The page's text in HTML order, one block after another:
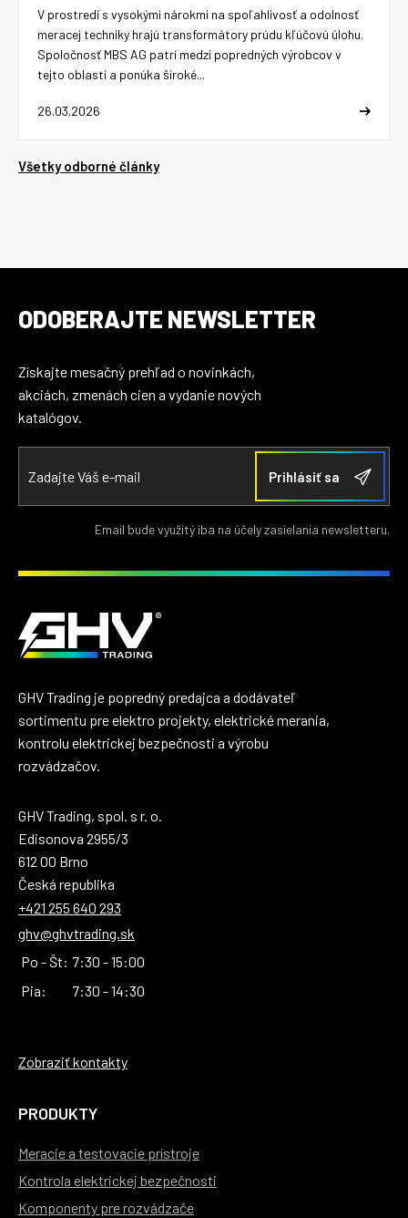
26.03.2026
V prostredí s vysokými nárokmi na spoľahlivosť a odolnosť
meracej techniky hrajú transformátory prúdu kľúčovú úlohu.
Spoločnosť MBS AG patrí medzi popredných výrobcov v
tejto oblasti a ponúka široké...
Všetky odborné články
ODOBERAJTE NEWSLETTER
Získajte mesačný prehľad o novinkách,
akciách, zmenách cien a vydanie nových
katalógov.
Email bude využitý iba na účely zasielania newsletteru.
GHV Trading je popredný predajca a dodávateľ
sortimentu pre elektro projekty, elektrické merania,
kontrolu elektrickej bezpečnosti a výrobu
rozvádzačov.
GHV Trading, spol. s r. o.
Edisonova 2955/3
612 00 Brno
Česká republika
+421 255 640 293
ghv@ghvtrading.sk
Po - Št: 7:30 - 15:00
Pia:
7:30 - 14:30
Zobraziť kontakty
PRODUKTY
Meracie a testovacie prístroje
Kontrola elektrickej bezpečnosti
Komponenty pre rozvádzače